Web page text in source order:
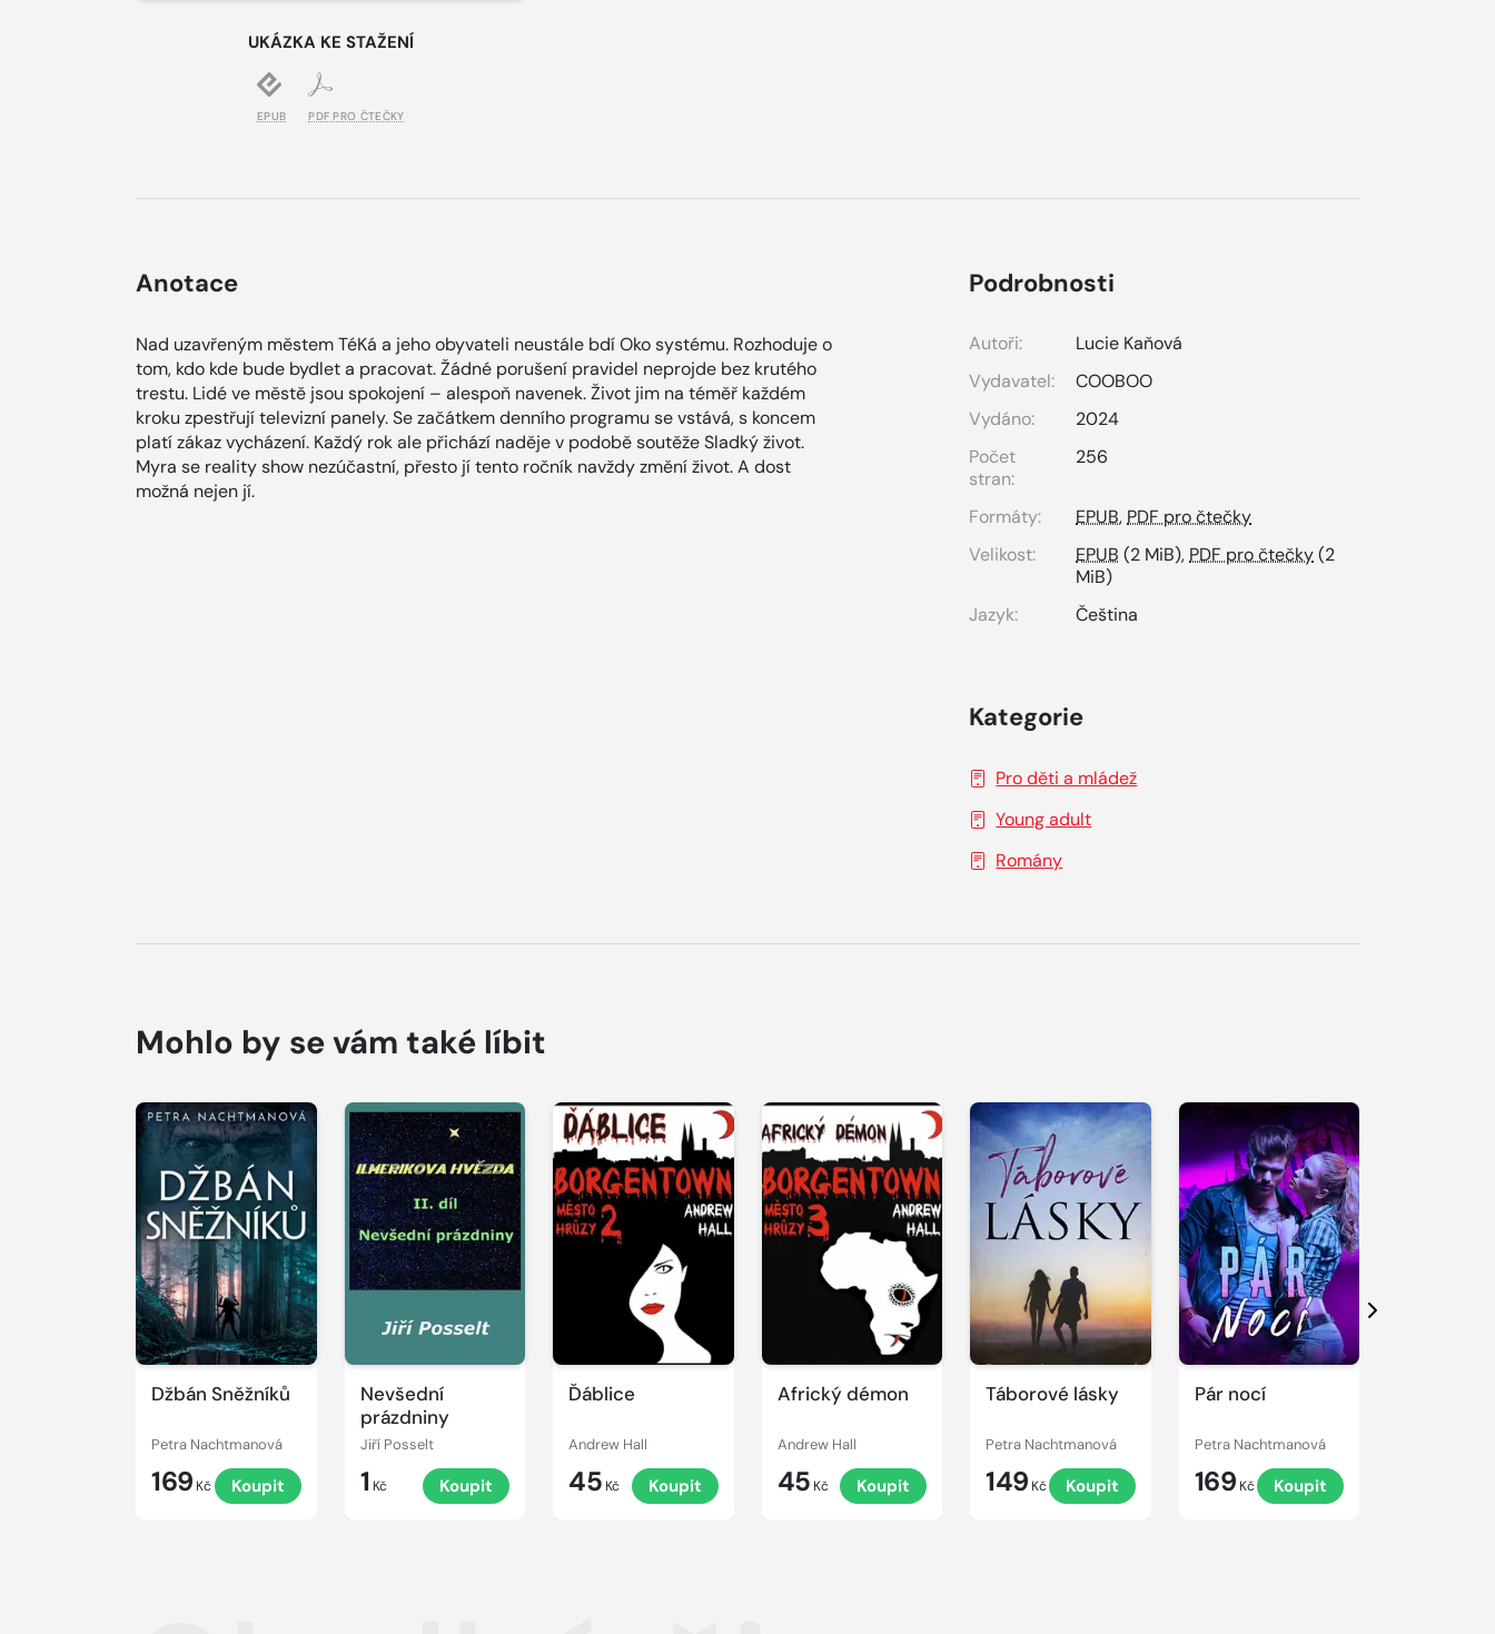
UKÁZKA KE STAŽENÍ
EPUB PDF PRO ČTEČKY
Anotace
Nad uzavřeným městem TéKá a jeho obyvateli neustále bdí Oko systému. Rozhoduje o
tom, kdo kde bude bydlet a pracovat. Žádné porušení pravidel neprojde bez krutého
trestu. Lidé ve městě jsou spokojení – alespoň navenek. Život jim na téměř každém
kroku zpestřují televizní panely. Se začátkem denního programu se vstává, s koncem
platí zákaz vycházení. Každý rok ale přichází naděje v podobě soutěže Sladký život.
Myra se reality show nezúčastní, přesto jí tento ročník navždy změní život. A dost
možná nejen jí.
Podrobnosti
Autoři:
Lucie Kaňová
Vydavatel:
COOBOO
Vydáno:
2024
Počet
stran:
256
Formáty: EPUB, PDF pro čtečky
Velikost:
EPUB (2 MiB), PDF pro čtečky(2
MiB)
Jazyk:
Čeština
Kategorie
Pro děti a mládež
Young adult
Romány
Mohlo by se vám také líbit
Džbán Sněžníků
Petra Nachtmanová
169 Kč Koupit
Nevšední
prázdniny
Jiří Posselt
1 Kč Koupit
Ďáblice
Andrew Hall
45 Kč Koupit
Africký démon
Andrew Hall
45 Kč Koupit
Táborové lásky
Petra Nachtmanová
149 Kč Koupit
Pár nocí
Petra Nachtmanová
169 Kč Koupit
Další